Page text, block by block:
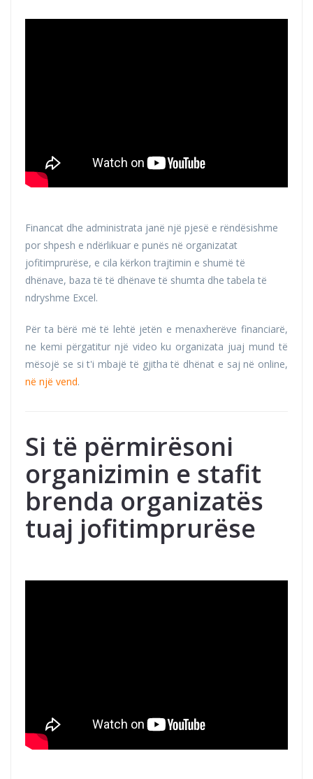
Financat dhe administrata janë një pjesë e rëndësishme
por shpesh e ndërlikuar e punës në organizatat
jofitimprurëse, e cila kërkon trajtimin e shumë të
dhënave, baza të të dhënave të shumta dhe tabela të
ndryshme Excel.
Për ta bërë më të lehtë jetën e menaxherëve financiarë,
ne kemi përgatitur një video ku organizata juaj mund të
mësojë se si t'i mbajë të gjitha të dhënat e saj në online,
në një vend.
Si të përmirësoni
organizimin e stafit
brenda organizatës
tuaj jofitimprurëse